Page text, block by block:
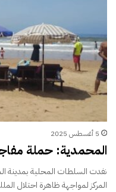
5 أغسطس 2025
المحمدية: حملة
نفدت السلطات المحلية بمدينة
المركز لمواجهة ظاهرة احتلال